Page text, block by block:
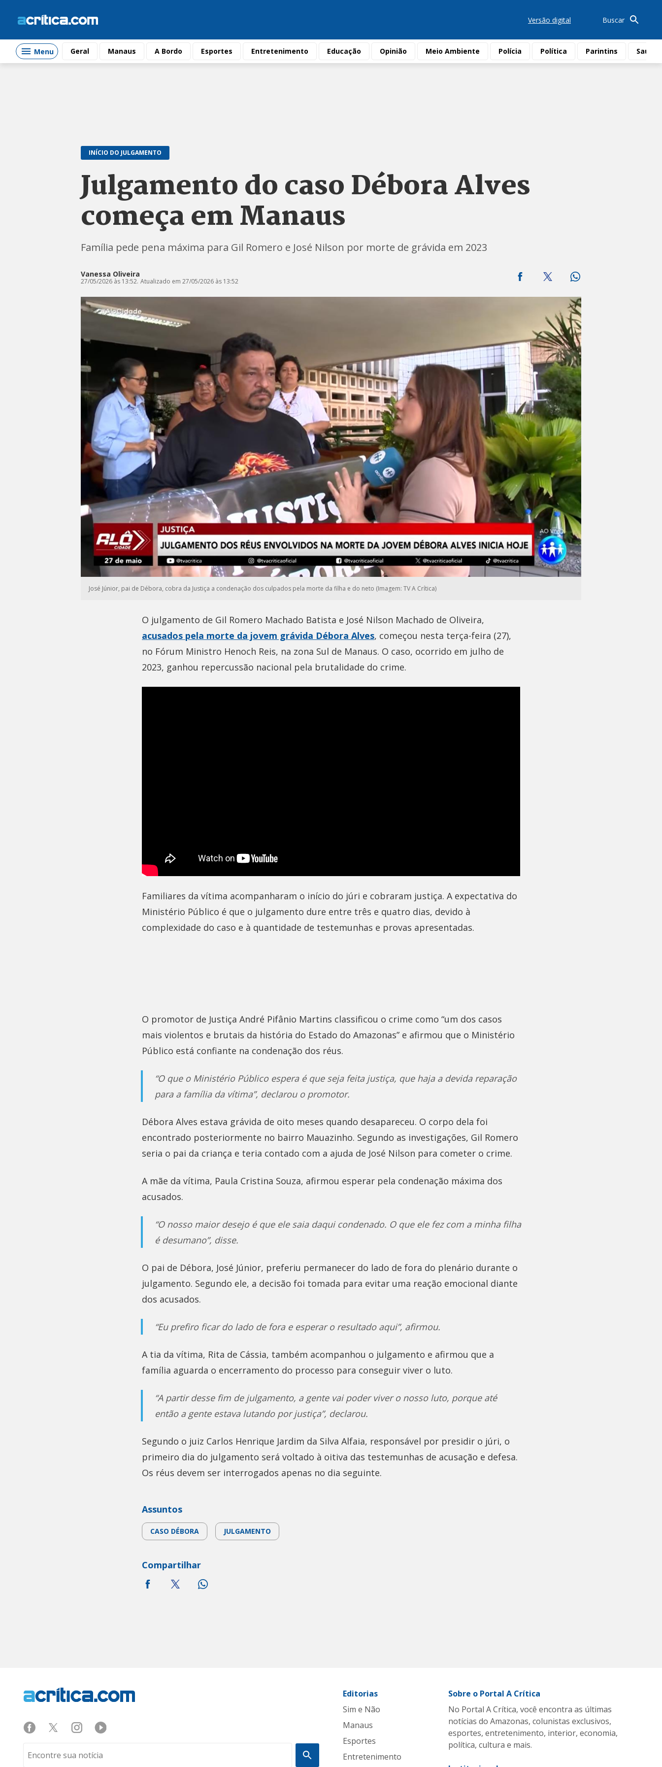
Versão digital Buscar
Menu Geral Manaus A Bordo Esportes Entretenimento Educação Opinião Meio Ambiente Polícia Política Parintins Saúde
INÍCIO DO JULGAMENTO
Julgamento do caso Débora Alves
começa em Manaus
Família pede pena máxima para Gil Romero e José Nilson por morte de grávida em 2023
Vanessa Oliveira
27/05/2026 às 13:52. Atualizado em 27/05/2026 às 13:52
José Júnior, pai de Débora, cobra da Justiça a condenação dos culpados pela morte da filha e do neto (Imagem: TV A Crítica)
O julgamento de Gil Romero Machado Batista e José Nilson Machado de Oliveira,
acusados pela morte da jovem grávida Débora Alves, começou nesta terça-feira (27),
no Fórum Ministro Henoch Reis, na zona Sul de Manaus. O caso, ocorrido em julho de
2023, ganhou repercussão nacional pela brutalidade do crime.
Familiares da vítima acompanharam o início do júri e cobraram justiça. A expectativa do
Ministério Público é que o julgamento dure entre três e quatro dias, devido à
complexidade do caso e à quantidade de testemunhas e provas apresentadas.
O promotor de Justiça André Pifânio Martins classificou o crime como “um dos casos
mais violentos e brutais da história do Estado do Amazonas” e afirmou que o Ministério
Público está confiante na condenação dos réus.
“O que o Ministério Público espera é que seja feita justiça, que haja a devida reparação
para a família da vítima”, declarou o promotor.
Débora Alves estava grávida de oito meses quando desapareceu. O corpo dela foi
encontrado posteriormente no bairro Mauazinho. Segundo as investigações, Gil Romero
seria o pai da criança e teria contado com a ajuda de José Nilson para cometer o crime.
A mãe da vítima, Paula Cristina Souza, afirmou esperar pela condenação máxima dos
acusados.
“O nosso maior desejo é que ele saia daqui condenado. O que ele fez com a minha filha
é desumano”, disse.
O pai de Débora, José Júnior, preferiu permanecer do lado de fora do plenário durante o
julgamento. Segundo ele, a decisão foi tomada para evitar uma reação emocional diante
dos acusados.
“Eu prefiro ficar do lado de fora e esperar o resultado aqui”, afirmou.
A tia da vítima, Rita de Cássia, também acompanhou o julgamento e afirmou que a
família aguarda o encerramento do processo para conseguir viver o luto.
“A partir desse fim de julgamento, a gente vai poder viver o nosso luto, porque até
então a gente estava lutando por justiça”, declarou.
Segundo o juiz Carlos Henrique Jardim da Silva Alfaia, responsável por presidir o júri, o
primeiro dia do julgamento será voltado à oitiva das testemunhas de acusação e defesa.
Os réus devem ser interrogados apenas no dia seguinte.
Assuntos
CASO DÉBORA JULGAMENTO
Compartilhar
Editorias
Sim e Não
Manaus
Esportes
Entretenimento
Sobre o Portal A Crítica
No Portal A Crítica, você encontra as últimas
notícias do Amazonas, colunistas exclusivos,
esportes, entretenimento, interior, economia,
política, cultura e mais.